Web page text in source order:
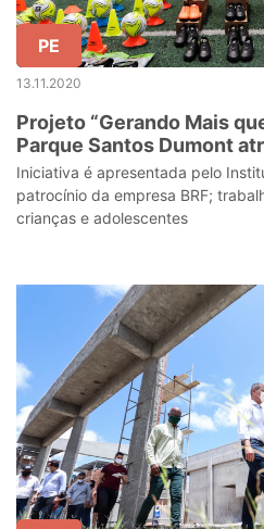
PE
13.11.2020
Projeto “Gerando Mais
Parque Santos Dumont
de Incentivo ao Esporte
Iniciativa é apresentada pelo
patrocínio da empresa BRF;
crianças e adolescentes